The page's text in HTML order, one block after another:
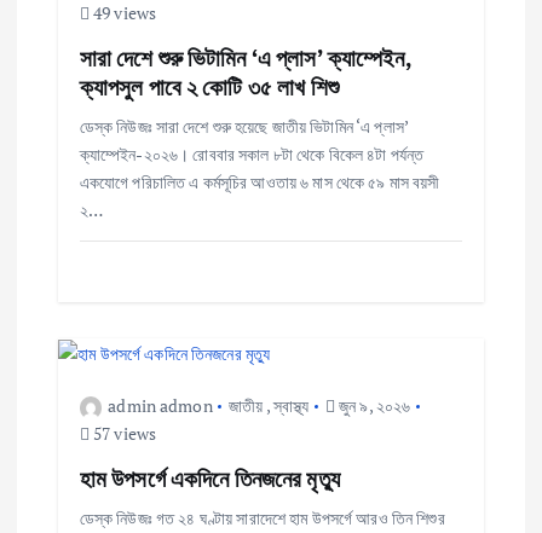
n
49 views
সারা দেশে শুরু ভিটামিন ‘এ প্লাস’ ক্যাম্পেইন,
ক্যাপসুল পাবে ২ কোটি ৩৫ লাখ শিশু
ডেস্ক নিউজঃ সারা দেশে শুরু হয়েছে জাতীয় ভিটামিন ‘এ প্লাস’
ক্যাম্পেইন-২০২৬। রোববার সকাল ৮টা থেকে বিকেল ৪টা পর্যন্ত
একযোগে পরিচালিত এ কর্মসূচির আওতায় ৬ মাস থেকে ৫৯ মাস বয়সী
২…
admin admon জাতীয় ,স্বাস্থ্য
জুন ৯, ২০২৬
57 views
হাম উপসর্গে একদিনে তিনজনের মৃত্যু
ডেস্ক নিউজঃ গত ২৪ ঘণ্টায় সারাদেশে হাম উপসর্গে আরও তিন শিশুর